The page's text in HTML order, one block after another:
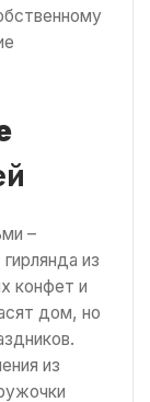
–
из
конфет и
дом, но
из